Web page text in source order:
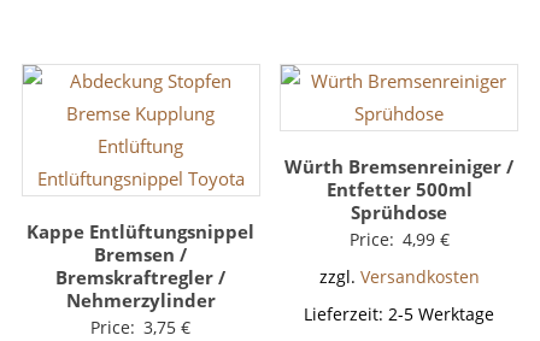
Kappe Entlüftungsnippel
Bremsen /
Bremskraftregler /
Nehmerzylinder
Price: 3,75€
Würth Bremsenreiniger /
Entfetter 500ml
Sprühdose
Price: 4,99 €
zzgl. Versandkosten
Lieferzeit:2-5 Werktage